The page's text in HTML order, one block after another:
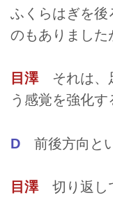
ふくらはぎを後
のもありまし
目澤それは、
う感覚を強化す
D 前後方向と
目澤切り返し